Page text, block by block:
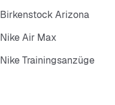
Birkenstock Arizona
Nike Air Max
Nike Trainingsanzüge